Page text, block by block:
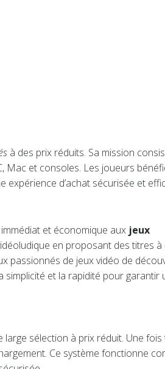
à des prix réduits. Sa mission
Mac et consoles. Les joueurs
expérience d’achat sécurisée et
et économique aux jeux
en proposant des titres à
passionnés de jeux vidéo de
simplicité et la rapidité pour garantir
large sélection à prix réduit. Une fois
Ce système fonctionne